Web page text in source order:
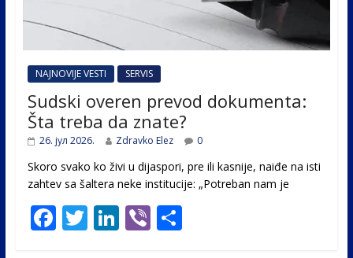
NAJNOVIJE VESTI SERVIS
Sudski overen prevod dokumenta:
Šta treba da znate?
26. јул 2026. Zdravko Elez 0
Skoro svako ko živi u dijaspori, pre ili kasnije, naiđe na isti
zahtev sa šaltera neke institucije: „Potreban nam je
F T Li Vi S